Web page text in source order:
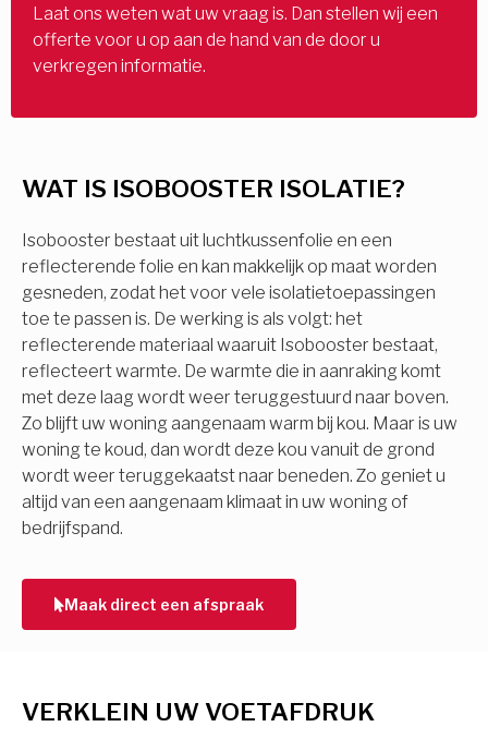
WAT IS ISOBOOSTER ISOLATIE?
Isobooster bestaat uit luchtkussenfolie en een
reflecterende folie en kan makkelijk op maat worden
gesneden, zodat het voor vele isolatietoepassingen
toe te passen is. De werking is als volgt: het
reflecterende materiaal waaruit Isobooster bestaat,
reflecteert warmte. De warmte die in aanraking komt
met deze laag wordt weer teruggestuurd naar boven.
Zo blijft uw woning aangenaam warm bij kou. Maar is uw
woning te koud, dan wordt deze kou vanuit de grond
wordt weer teruggekaatst naar beneden. Zo geniet u
altijd van een aangenaam klimaat in uw woning of
bedrijfspand.
Maak direct een afspraak
Laat ons weten wat uw vraag is. Dan stellen wij een
offerte voor u op aan de hand van de door u
verkregen informatie.
VERKLEIN UW VOETAFDRUK